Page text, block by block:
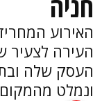
העירה לצעיר
העסק שלה
ונמלט מהמקום